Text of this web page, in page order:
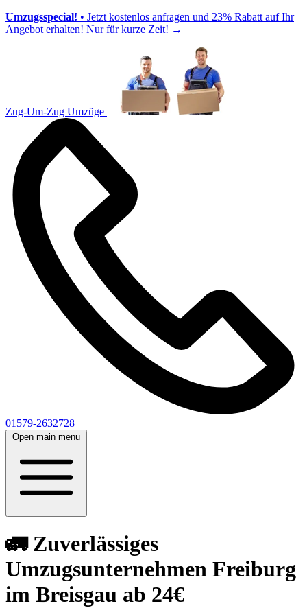
Umzugsspecial! • Jetzt kostenlos anfragen und 23% Rabatt auf Ihr
Angebot erhalten! Nur für kurze Zeit! →
Zug-Um-Zug Umzüge
01579-2632728
Open main menu
🚛 Zuverlässiges
Umzugsunternehmen Freiburg
im Breisgau ab 24€